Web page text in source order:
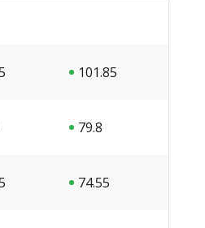
101.85
79.8
74.55